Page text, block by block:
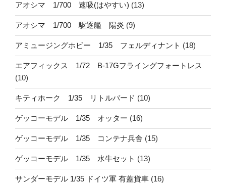
アオシマ 1/700 速吸(はやすい) (13)
アオシマ 1/700 駆逐艦 陽炎 (9)
アミュージングホビー 1/35 フェルディナント (18)
エアフィックス 1/72 B-17Gフライングフォートレス
(10)
キティホーク 1/35 リトルバード (10)
ゲッコーモデル 1/35 オッター (16)
ゲッコーモデル 1/35 コンテナ兵舎 (15)
ゲッコーモデル 1/35 水牛セット (13)
サンダーモデル 1/35 ドイツ軍 有蓋貨車 (16)